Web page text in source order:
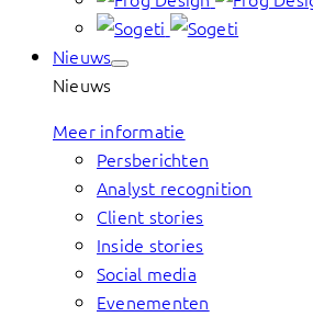
Nieuws
Nieuws
Meer informatie
Persberichten
Analyst recognition
Client stories
Inside stories
Social media
Evenementen